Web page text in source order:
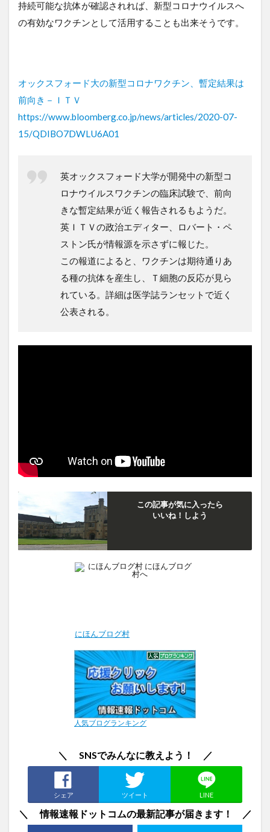
持続可能な抗体が確認されれば、新型コロナウイルスへ
の有効なワクチンとして活用することも出来そうです。
オックスフォード大の新型コロナワクチン、暫定結果は
前向き－ＩＴＶ
https://www.bloomberg.co.jp/news/articles/2020-07-
15/QDIBO7DWLU6A01
英オックスフォード大学が開発中の新型コ
ロナウイルスワクチンの臨床試験で、前向
きな暫定結果が近く報告されるもようだ。
英ＩＴＶの政治エディター、ロバート・ペ
ストン氏が情報源を示さずに報じた。
この報道によると、ワクチンは期待通りあ
る種の抗体を産生し、Ｔ細胞の反応が見ら
れている。詳細は医学誌ランセットで近く
公表される。
この記事が気に入ったら
いいね！しよう
にほんブログ村
人気ブログランキング
＼ SNSでみんなに教えよう！ ／
シェア ツイート LINE
＼ 情報速報ドットコムの最新記事が届きます！ ／